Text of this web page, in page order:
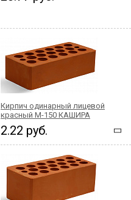
Кирпич одинарный лицевой
красный М-150 КАШИРА
2.22 руб.